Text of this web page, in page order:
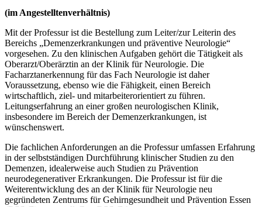
(im Angestelltenverhältnis)
Mit der Professur ist die Bestellung zum Leiter/zur Leiterin des
Bereichs „Demenzerkrankungen und präventive Neurologie“
vorgesehen. Zu den klinischen Aufgaben gehört die Tätigkeit als
Oberarzt/Oberärztin an der Klinik für Neurologie. Die
Facharztanerkennung für das Fach Neurologie ist daher
Voraussetzung, ebenso wie die Fähigkeit, einen Bereich
wirtschaftlich, ziel- und mitarbeiterorientiert zu führen.
Leitungserfahrung an einer großen neurologischen Klinik,
insbesondere im Bereich der Demenzerkrankungen, ist
wünschenswert.
Die fachlichen Anforderungen an die Professur umfassen Erfahrung
in der selbstständigen Durchführung klinischer Studien zu den
Demenzen, idealerweise auch Studien zu Prävention
neurodegenerativer Erkrankungen. Die Professur ist für die
Weiterentwicklung des an der Klinik für Neurologie neu
gegründeten Zentrums für Gehirngesundheit und Prävention Essen